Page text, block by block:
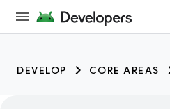
DEVELOP CORE AREAS